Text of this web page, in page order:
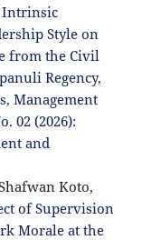
Intrinsic
Style on
from the Civil
Regency,
Management
02 (2026):
and
Koto,
of Supervision
Morale at the